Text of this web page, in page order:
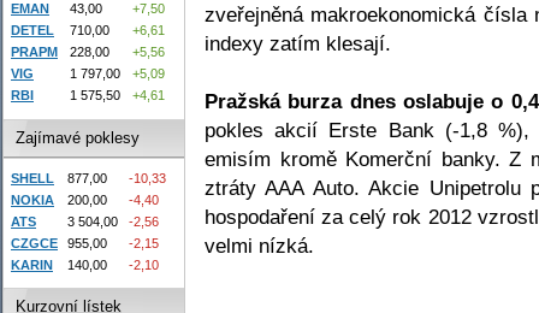
zveřejněná makroekonomická čísla
indexy zatím klesají.
Pražská burza dnes oslabuje o
pokles akcií Erste Bank (-1,8
emisím kromě Komerční banky. Z
ztráty AAA Auto. Akcie Unipetrolu
hospodaření za celý rok 2012
velmi nízká.
EMAN 43,00
+7,50
DETEL
710,00
+6,61
PRAPM
228,00
+5,56
VIG
1 797,00
+5,09
RBI
1 575,50 +4,61
Zajímavé poklesy
SHELL 877,00
-10,33
NOKIA
200,00
-4,40
ATS
3 504,00
-2,56
CZGCE
955,00
-2,15
KARIN
140,00 -2,10
Kurzovní lístek